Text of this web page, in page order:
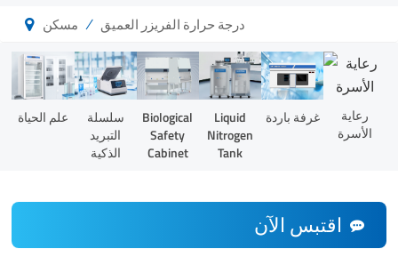
مسكن / درجة حرارة الفريزر العميق
علم الحياة
سلسلة
التبريد
الذكية
Biological
Safety
Cabinet
Liquid
Nitrogen
Tank
غرفة باردة
رعاية
الأسرة
اقتبس الآن